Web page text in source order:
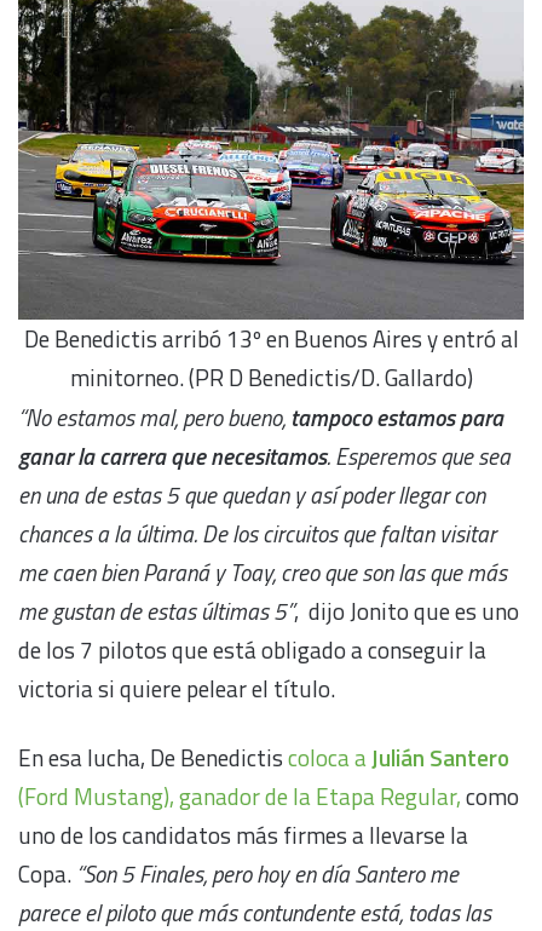
De Benedictis arribó 13º en Buenos Aires y entró al
minitorneo. (PR D Benedictis/D. Gallardo)
“No estamos mal, pero bueno, tampoco estamos para
ganar la carrera que necesitamos. Esperemos que sea
en una de estas 5 que quedan y así poder llegar con
chances a la última. De los circuitos que faltan visitar
me caen bien Paraná y Toay, creo que son las que más
me gustan de estas últimas 5”, dijo Jonito que es uno
de los 7 pilotos que está obligado a conseguir la
victoria si quiere pelear el título.
En esa lucha, De Benedictiscoloca aJulián Santero
(Ford Mustang), ganador de la Etapa Regular,como
uno de los candidatos más firmes a llevarse la
Copa. “Son 5 Finales, pero hoy en día Santero me
parece el piloto que más contundente está, todas las